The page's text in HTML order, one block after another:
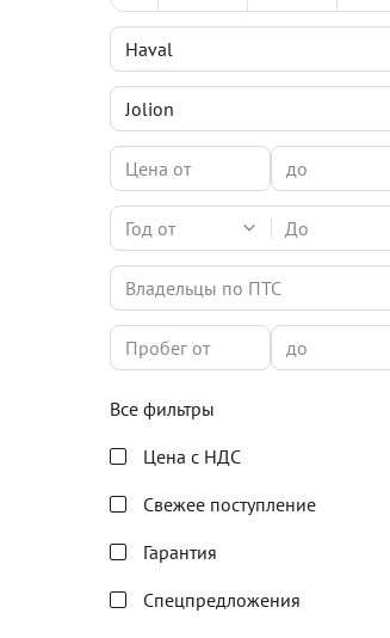
Год от До
Владельцы по ПТС
Все фильтры
Цена с НДС
Свежее поступление
Гарантия
Спецпредложения